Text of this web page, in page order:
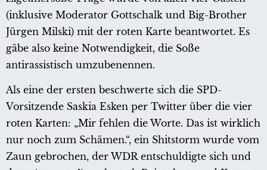
(inklusive Moderator Gottschalk und Big-Brother
Jürgen Milski) mit der roten Karte beantwortet. Es
gäbe also keine Notwendigkeit, die Soße
antirassistisch umzubenennen.
Als eine der ersten beschwerte sich die SPD-
Vorsitzende Saskia Esken per Twitter über die vier
roten Karten: „Mir fehlen die Worte. Das ist wirklich
nur noch zum Schämen.“, ein Shitstorm wurde vom
Zaun gebrochen, der WDR entschuldigte sich und